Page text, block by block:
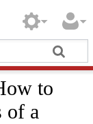
to
of a